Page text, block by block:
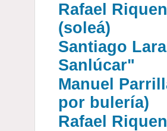
Rafael
(soleá)
Santiago
Sanlúcar"
Manuel
por bulería)
Rafael